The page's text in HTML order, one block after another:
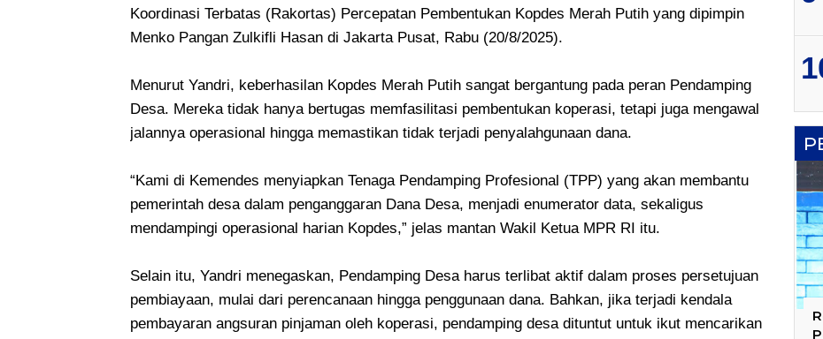
Koordinasi Terbatas (Rakortas) Percepatan Pembentukan Kopdes Merah Putih yang dipimpin
Menko Pangan Zulkifli Hasan di Jakarta Pusat, Rabu (20/8/2025).
Menurut Yandri, keberhasilan Kopdes Merah Putih sangat bergantung pada peran Pendamping
Desa. Mereka tidak hanya bertugas memfasilitasi pembentukan koperasi, tetapi juga mengawal
jalannya operasional hingga memastikan tidak terjadi penyalahgunaan dana.
“Kami di Kemendes menyiapkan Tenaga Pendamping Profesional (TPP) yang akan membantu
pemerintah desa dalam penganggaran Dana Desa, menjadi enumerator data, sekaligus
mendampingi operasional harian Kopdes,” jelas mantan Wakil Ketua MPR RI itu.
Selain itu, Yandri menegaskan, Pendamping Desa harus terlibat aktif dalam proses persetujuan
pembiayaan, mulai dari perencanaan hingga penggunaan dana. Bahkan, jika terjadi kendala
pembayaran angsuran pinjaman oleh koperasi, pendamping desa dituntut untuk ikut mencarikan